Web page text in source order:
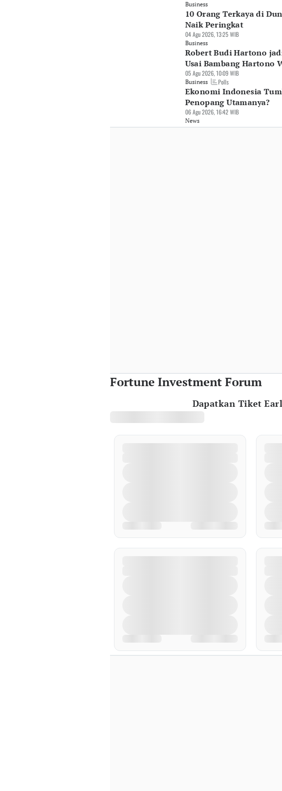
Business
10 Orang Terkaya di
Naik Peringkat
04 Agu 2026, 13:25 WIB
Business
Robert Budi Hartono
Usai Bambang Hartono
05 Agu 2026, 10:09 WIB
Business Polls
Ekonomi Indonesia
Penopang Utamanya?
06 Agu 2026, 16:42 WIB
News
Fortune Investment Forum
Dapatkan Tiket